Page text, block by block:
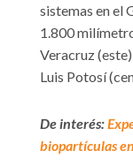
sistemas en el
1.800
Veracruz
Luis Potosí
De interés:
biopartículas